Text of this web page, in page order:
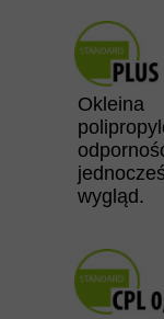
wygląd.